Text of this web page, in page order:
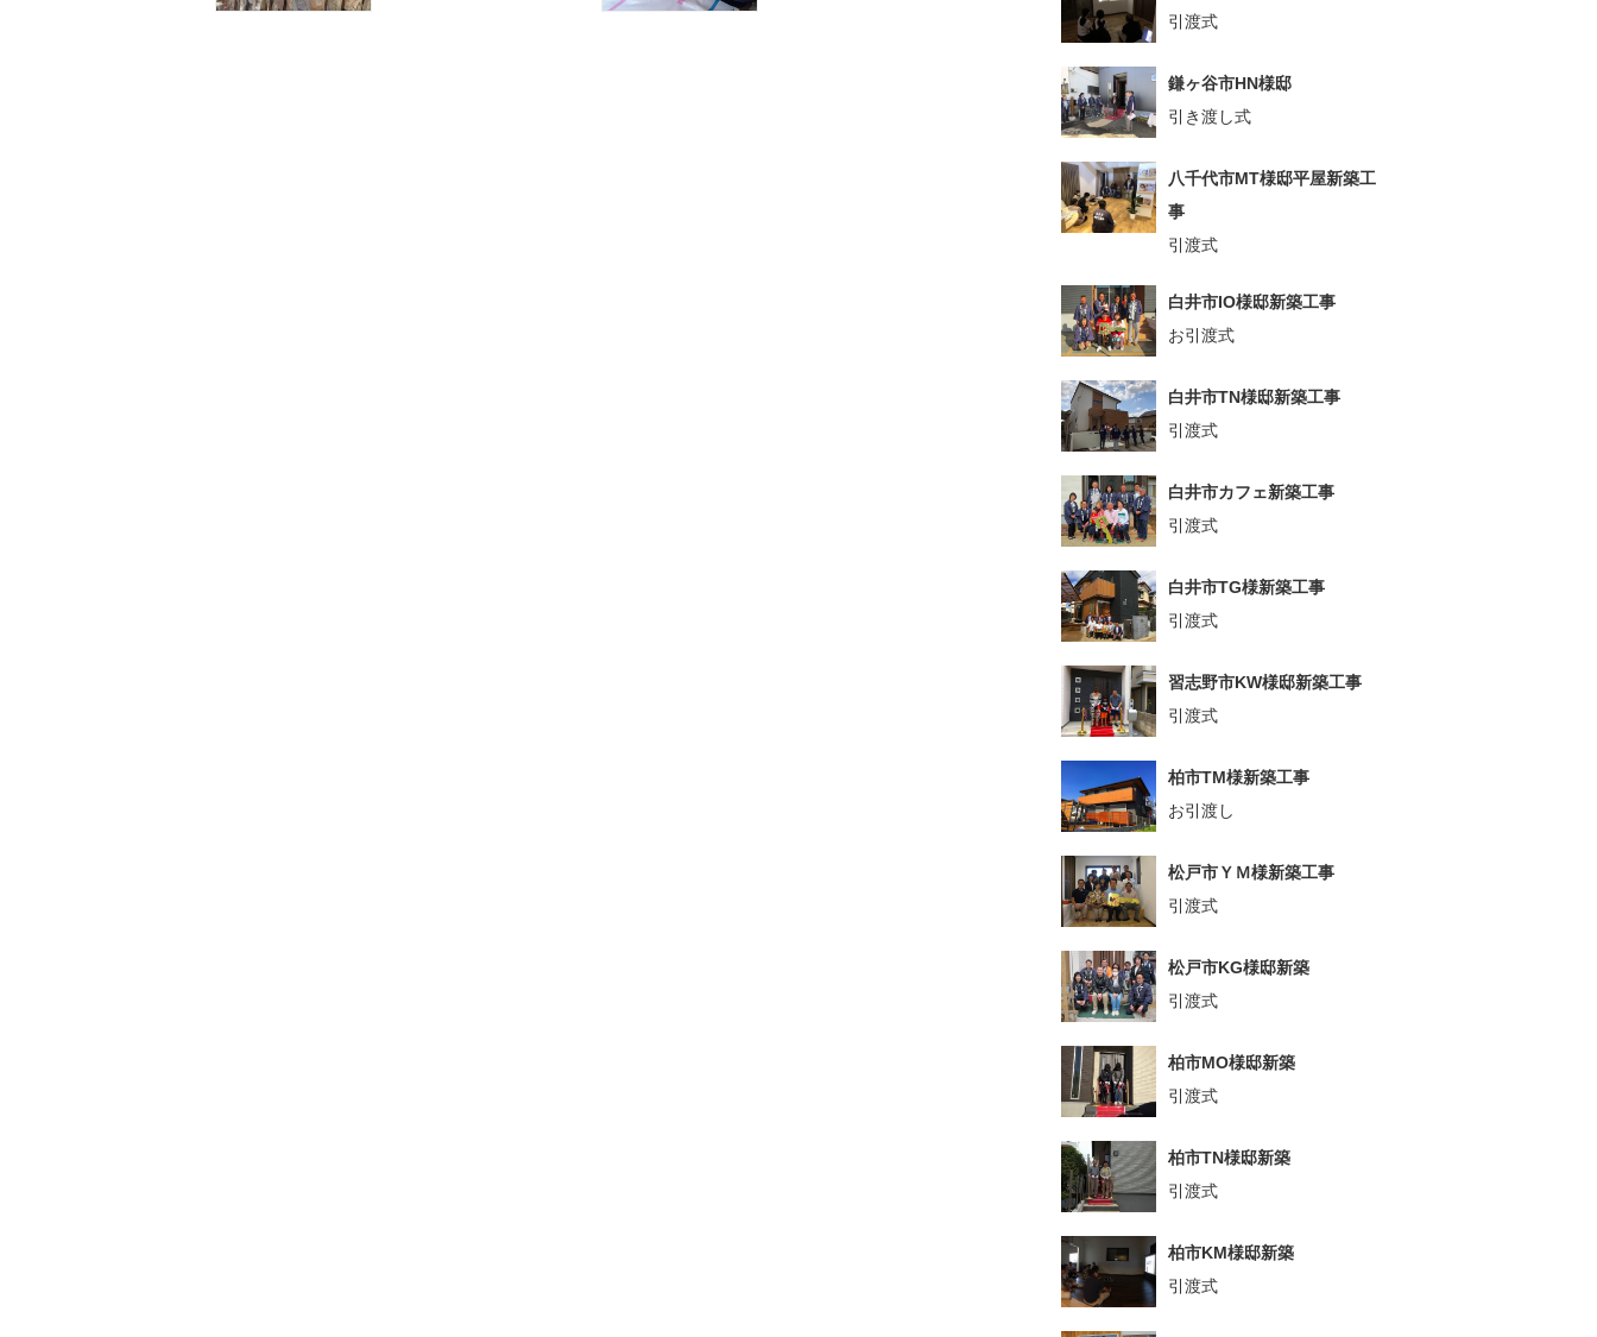
引渡式
鎌ヶ谷市HN様邸
引き渡し式
八千代市MT様邸平屋新築工
事
引渡式
白井市IO様邸新築工事
お引渡式
白井市TN様邸新築工事
引渡式
白井市カフェ新築工事
引渡式
白井市TG様新築工事
引渡式
習志野市KW様邸新築工事
引渡式
柏市TM様新築工事
お引渡し
松戸市ＹＭ様新築工事
引渡式
松戸市KG様邸新築
引渡式
柏市MO様邸新築
引渡式
柏市TN様邸新築
引渡式
柏市KM様邸新築
引渡式